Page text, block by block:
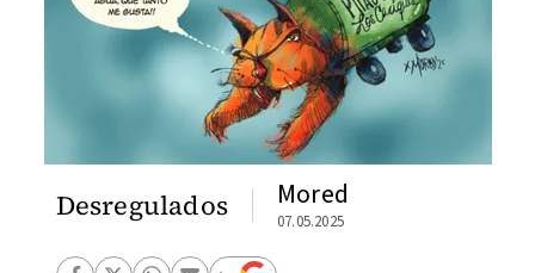
Desregulados Mored
07.05.2025